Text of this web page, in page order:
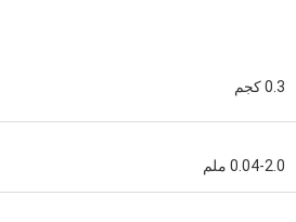
0.3 كجم
0.04-2.0 ملم